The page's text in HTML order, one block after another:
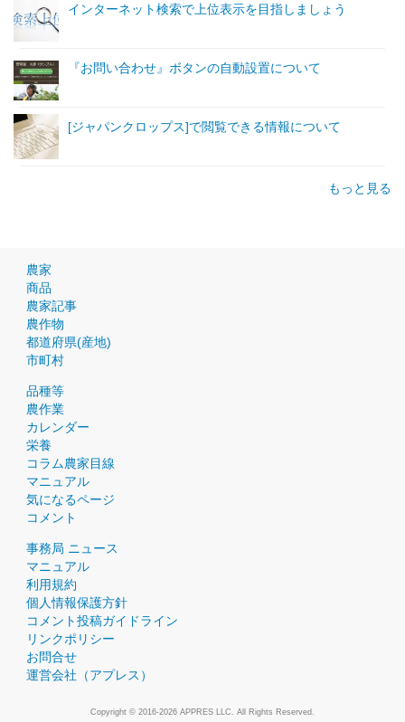
インターネット検索で上位表示を目指しましょう
『お問い合わせ』ボタンの自動設置について
[ジャパンクロップス]で閲覧できる情報について
もっと見る
農家
商品
農家記事
農作物
都道府県(産地)
市町村
品種等
農作業
カレンダー
栄養
コラム農家目線
マニュアル
気になるページ
コメント
事務局 ニュース
マニュアル
利用規約
個人情報保護方針
コメント投稿ガイドライン
リンクポリシー
お問合せ
運営会社（アプレス）
Copyright © 2016-2026 APPRES LLC. All Rights Reserved.